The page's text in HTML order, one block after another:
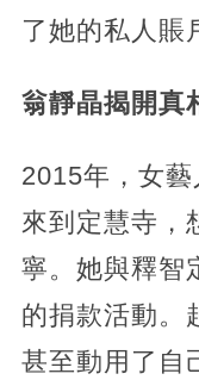
了她的私人賬
翁靜晶揭開真
2015年，女
來到定慧寺，
寧。她與釋智
的捐款活動。
甚至動用了自